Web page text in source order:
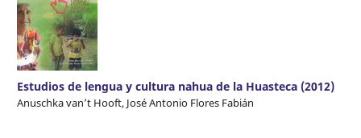
Estudios de lengua y cultura nahua de la Huasteca (2012)
Anuschka van’t Hooft, José Antonio Flores Fabián